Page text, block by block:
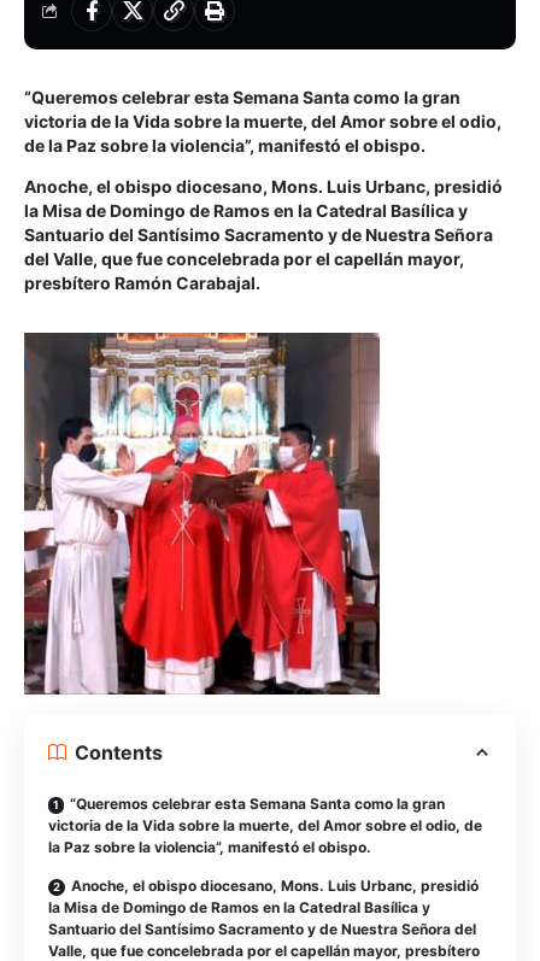
“Queremos celebrar esta Semana Santa como la gran
victoria de la Vida sobre la muerte, del Amor sobre el odio,
de la Paz sobre la violencia”, manifestó el obispo.
Anoche, el obispo diocesano, Mons. Luis Urbanc, presidió
la Misa de Domingo de Ramos en la Catedral Basílica y
Santuario del Santísimo Sacramento y de Nuestra Señora
del Valle, que fue concelebrada por el capellán mayor,
presbítero Ramón Carabajal.
Contents
“Queremos celebrar esta Semana Santa como la gran
victoria de la Vida sobre la muerte, del Amor sobre el odio, de
la Paz sobre la violencia”, manifestó el obispo.
Anoche, el obispo diocesano, Mons. Luis Urbanc, presidió
la Misa de Domingo de Ramos en la Catedral Basílica y
Santuario del Santísimo Sacramento y de Nuestra Señora del
Valle, que fue concelebrada por el capellán mayor, presbítero